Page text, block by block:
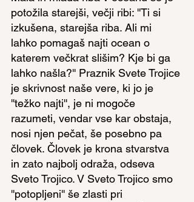
potožila starejši, večji ribi: ''Ti si
izkušena, starejša riba. Ali mi
lahko pomagaš najti ocean o
katerem večkrat slišim? Kje bi ga
lahko našla?'' Praznik Svete Trojice
je skrivnost naše vere, ki jo je
''težko najti'', je ni mogoče
razumeti, vendar vse kar obstaja,
nosi njen pečat, še posebno pa
človek. Človek je krona stvarstva
in zato najbolj odraža, odseva
Sveto Trojico. V Sveto Trojico smo
''potopljeni'' še zlasti pri